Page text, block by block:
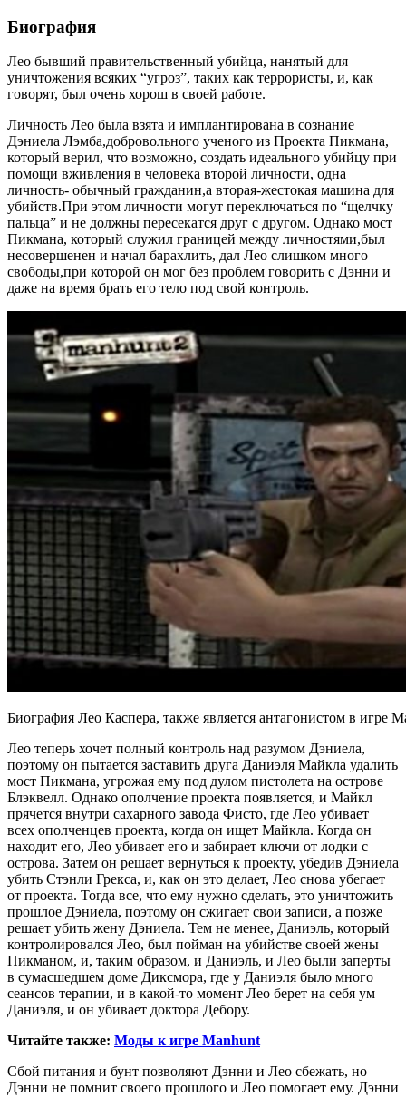
Биография
Лео бывший правительственный убийца, нанятый для
уничтожения всяких “угроз”, таких как террористы, и, как
говорят, был очень хорош в своей работе.
Личность Лео была взята и имплантирована в сознание
Дэниела Лэмба,добровольного ученого из Проекта Пикмана,
который верил, что возможно, создать идеального убийцу при
помощи вживления в человека второй личности, одна
личность- обычный гражданин,а вторая-жестокая машина для
убийств.При этом личности могут переключаться по “щелчку
пальца” и не должны пересекатся друг с другом. Однако мост
Пикмана, который служил границей между личностями,был
несовершенен и начал барахлить, дал Лео слишком много
свободы,при которой он мог без проблем говорить с Дэнни и
даже на время брать его тело под свой контроль.
Биография Лео Каспера, также является антагонистом в игре
Лео теперь хочет полный контроль над разумом Дэниела,
поэтому он пытается заставить друга Даниэля Майкла удалить
мост Пикмана, угрожая ему под дулом пистолета на острове
Блэквелл. Однако ополчение проекта появляется, и Майкл
прячется внутри сахарного завода Фисто, где Лео убивает
всех ополченцев проекта, когда он ищет Майкла. Когда он
находит его, Лео убивает его и забирает ключи от лодки с
острова. Затем он решает вернуться к проекту, убедив Дэниела
убить Стэнли Грекса, и, как он это делает, Лео снова убегает
от проекта. Тогда все, что ему нужно сделать, это уничтожить
прошлое Дэниела, поэтому он сжигает свои записи, а позже
решает убить жену Дэниела. Тем не менее, Даниэль, который
контролировался Лео, был пойман на убийстве своей жены
Пикманом, и, таким образом, и Даниэль, и Лео были заперты
в сумасшедшем доме Диксмора, где у Даниэля было много
сеансов терапии, и в какой-то момент Лео берет на себя ум
Даниэля, и он убивает доктора Дебору.
Читайте также: Моды к игре Manhunt
Сбой питания и бунт позволяют Дэнни и Лео сбежать, но
Дэнни не помнит своего прошлого и Лео помогает ему. Дэнни